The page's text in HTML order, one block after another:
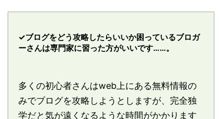
✓ブログをどう攻略したらいいか困っているブロガ
ーさんは専門家に習った方がいいです……。
多くの初心者さんはweb上にある無料情報の
みでブログを攻略しようとしますが、完全独
学だと気が遠くなるような時間がかかります